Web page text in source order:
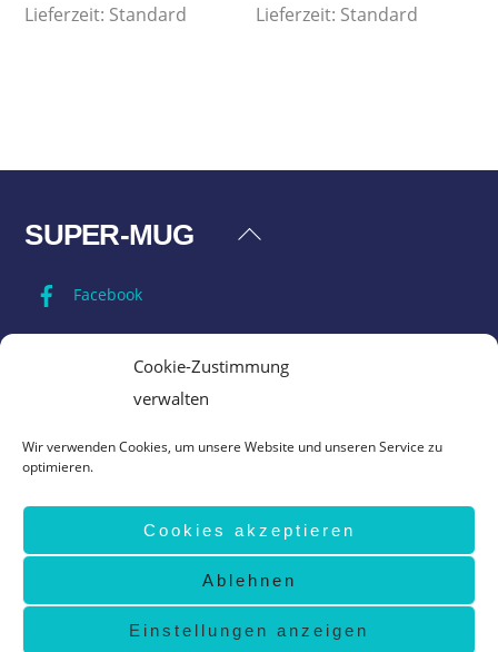
Cookie-Zustimmung
verwalten
Wir verwenden Cookies, um unsere Website und unseren Service zu
optimieren.
Cookies akzeptieren
Ablehnen
Einstellungen anzeigen
Lieferzeit: Standard
Lieferzeit: Standard
Back
SUPER-MUG
Facebook
Vertrag widerrufen
Super-Mug 2026 design bywww.grafik-ewald.de